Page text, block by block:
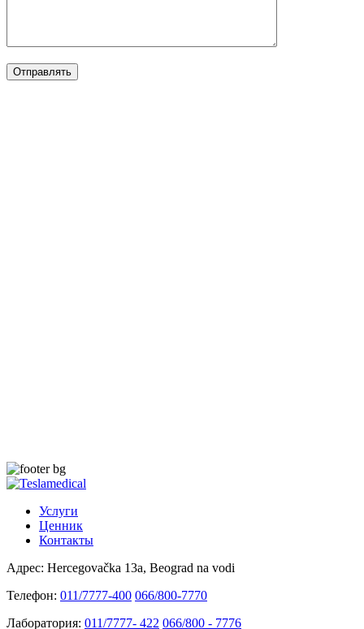
Услуги
Ценник
Контакты
Адрес: Hercegovačka 13a, Beograd na vodi
Телефон: 011/7777-400 066/800-7770
Лаборатория: 011/7777- 422 066/800 - 7776